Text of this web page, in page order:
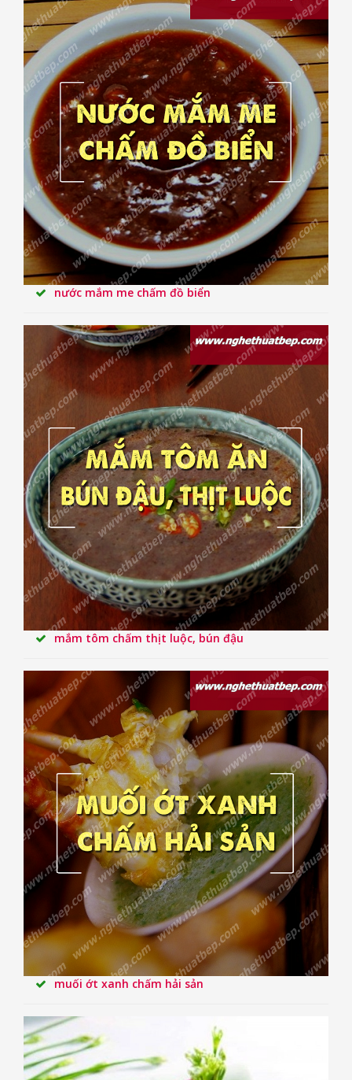
nước mắm me chấm đồ biển
mắm tôm chấm thịt luộc, bún đậu
muối ớt xanh chấm hải sản